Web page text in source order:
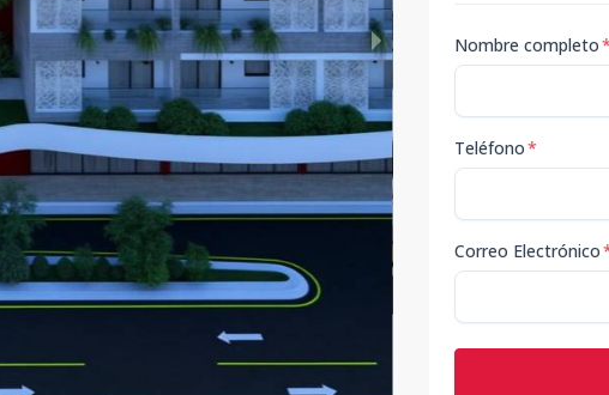
Nombre completo*
Teléfono*
Correo Electrónico